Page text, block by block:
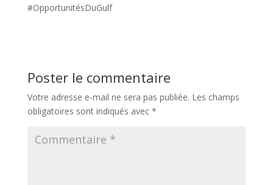
#OpportunitésDuGulf
Poster le commentaire
Votre adresse e-mail ne sera pas publiée. Les champs
obligatoires sont indiqués avec *